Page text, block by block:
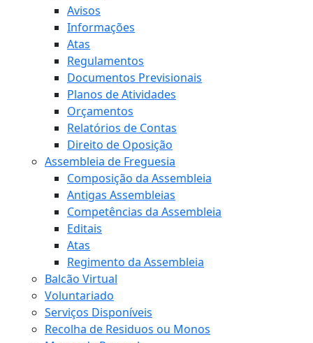
Avisos
Informações
Atas
Regulamentos
Documentos Previsionais
Planos de Atividades
Orçamentos
Relatórios de Contas
Direito de Oposição
Assembleia de Freguesia
Composição da Assembleia
Antigas Assembleias
Competências da Assembleia
Editais
Atas
Regimento da Assembleia
Balcão Virtual
Voluntariado
Serviços Disponíveis
Recolha de Residuos ou Monos